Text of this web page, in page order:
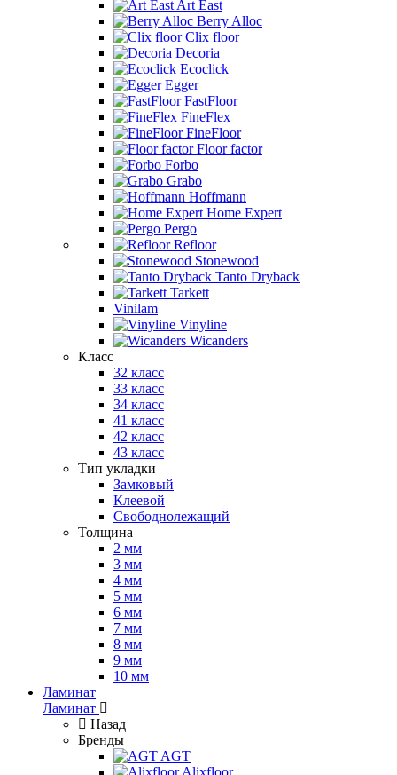
Art East
Berry Alloc
Clix floor
Decoria
Ecoclick
Egger
FastFloor
FineFlex
FineFloor
Floor factor
Forbo
Grabo
Hoffmann
Home Expert
Pergo
Refloor
Stonewood
Tanto Dryback
Tarkett
Vinilam
Vinyline
Wicanders
Класс
32 класс
33 класс
34 класс
41 класс
42 класс
43 класс
Тип укладки
Замковый
Клеевой
Свободнолежащий
Толщина
2 мм
3 мм
4 мм
5 мм
6 мм
7 мм
8 мм
9 мм
10 мм
Ламинат
Ламинат
Назад
Бренды
AGT
Alixfloor